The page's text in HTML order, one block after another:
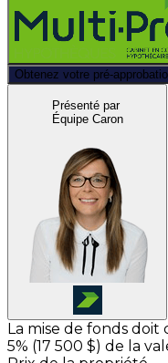
Obtenez votre pré-
Présenté par
Équipe Caron
La mise de fonds
5% (17 500 $) de la